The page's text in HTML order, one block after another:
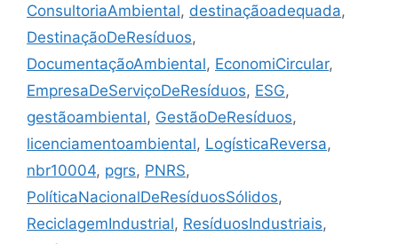
ConsultoriaAmbiental, destinaçãoadequada,
DestinaçãoDeResíduos,
DocumentaçãoAmbiental, EconomiCircular,
EmpresaDeServiçoDeResíduos, ESG,
gestãoambiental, GestãoDeResíduos,
licenciamentoambiental, LogísticaReversa,
nbr10004, pgrs, PNRS,
PolíticaNacionalDeResíduosSólidos,
ReciclagemIndustrial, ResíduosIndustriais,